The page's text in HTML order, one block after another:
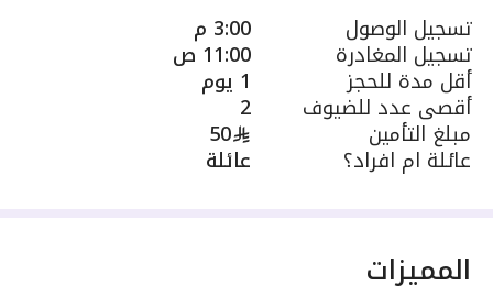
تسجيل الوصول 3:00 م
تسجيل المغادرة 11:00 ص
أقل مدة للحجز 1 يوم
أقصى عدد للضيوف 2
مبلغ التأمين 50
عائلة ام افراد؟ عائلة
المميزات